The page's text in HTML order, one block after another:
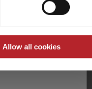
Allow all cookies
Lift